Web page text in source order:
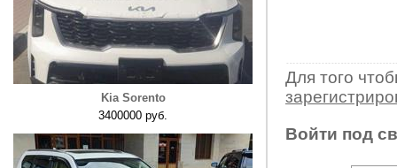
Kia Sorento
3400000 руб.
Для того
Войти под